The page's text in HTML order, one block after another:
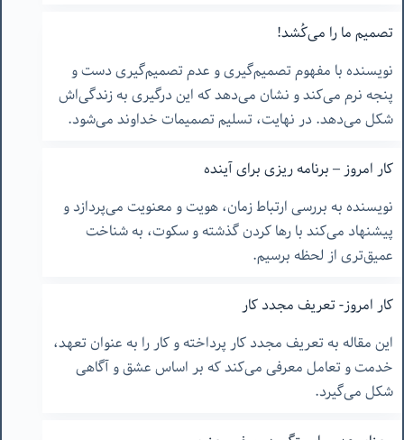
تصمیم ما را می‌کُشد!
نویسنده با مفهوم تصمیم‌گیری و عدم تصمیم‌گیری دست و
پنجه نرم می‌کند و نشان می‌دهد که این درگیری به زندگی‌اش
شکل می‌دهد. در نهایت، تسلیم تصمیمات خداوند می‌شود.
کار امروز – برنامه ریزی برای آینده
نویسنده به بررسی ارتباط زمان، هویت و معنویت می‌پردازد و
پیشنهاد می‌کند با رها کردن گذشته و سکوت، به شناخت
عمیق‌تری از لحظه برسیم.
کار امروز- تعریف مجدد کار
این مقاله به تعریف مجدد کار پرداخته و کار را به عنوان تعهد،
خدمت و تعامل معرفی می‌کند که بر اساس عشق و آگاهی
شکل می‌گیرد.